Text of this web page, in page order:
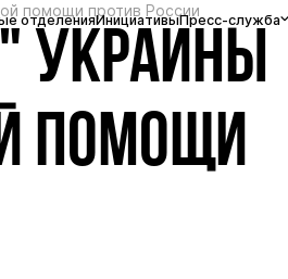
отделенияИнициативыПресс-служба
помощи против России
УКРАИНЫ
ПОМОЩИ